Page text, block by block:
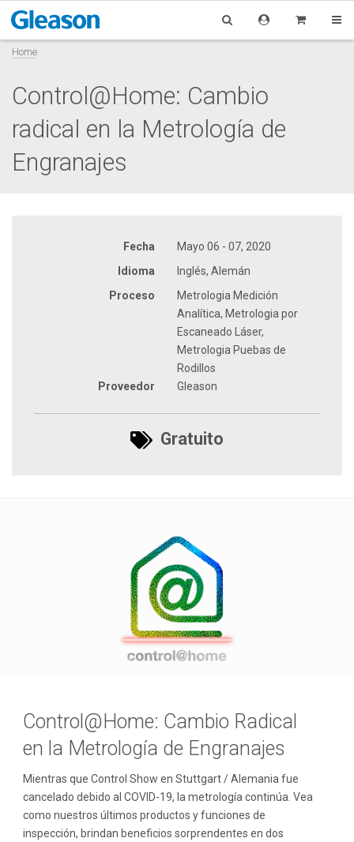
Home
Control@Home: Cambio
radical en la Metrología de
Engranajes
Fecha
Mayo 06 - 07, 2020
Idioma
Inglés, Alemán
Proceso
Metrologia Medición
Analítica, Metrologia por
Escaneado Láser,
Metrologia Puebas de
Rodillos
Proveedor
Gleason
Gratuito
Control@Home: Cambio Radical
en la Metrología de Engranajes
Mientras que Control Show en Stuttgart / Alemania fue
cancelado debido al COVID-19, la metrología continúa. Vea
como nuestros últimos productos y funciones de
inspección, brindan beneficios sorprendentes en dos